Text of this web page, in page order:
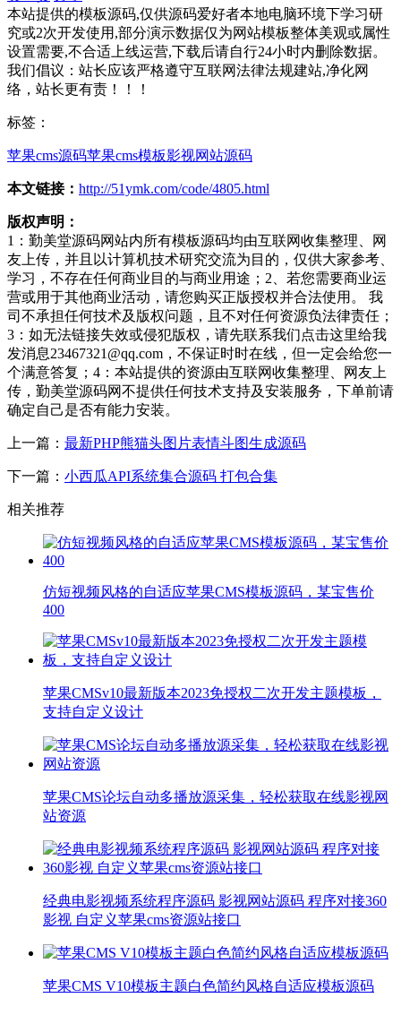
本站提供的模板源码,仅供源码爱好者本地电脑环境下学习研
究或2次开发使用,部分演示数据仅为网站模板整体美观或属性
设置需要,不合适上线运营,下载后请自行24小时内删除数据。
我们倡议：站长应该严格遵守互联网法律法规建站,净化网
络，站长更有责！！！
标签：
苹果cms源码苹果cms模板影视网站源码
本文链接： http://51ymk.com/code/4805.html
版权声明：
1：勤美堂源码网站内所有模板源码均由互联网收集整理、网
友上传，并且以计算机技术研究交流为目的，仅供大家参考、
学习，不存在任何商业目的与商业用途；2、若您需要商业运
营或用于其他商业活动，请您购买正版授权并合法使用。 我
司不承担任何技术及版权问题，且不对任何资源负法律责任；
3：如无法链接失效或侵犯版权，请先联系我们点击这里给我
发消息23467321@qq.com，不保证时时在线，但一定会给您一
个满意答复；4：本站提供的资源由互联网收集整理、网友上
传，勤美堂源码网不提供任何技术支持及安装服务，下单前请
确定自己是否有能力安装。
上一篇： 最新PHP熊猫头图片表情斗图生成源码
下一篇： 小西瓜API系统集合源码 打包合集
相关推荐
仿短视频风格的自适应苹果CMS模板源码，某宝售价
400
苹果CMSv10最新版本2023免授权二次开发主题模板，
支持自定义设计
苹果CMS论坛自动多播放源采集，轻松获取在线影视网
站资源
经典电影视频系统程序源码 影视网站源码 程序对接360
影视 自定义苹果cms资源站接口
苹果CMS V10模板主题白色简约风格自适应模板源码